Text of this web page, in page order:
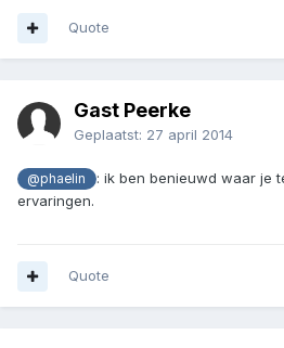
Quote
Gast Peerke
Geplaatst: 27 april 2014
@phaelin
: ik ben benieuwd waar je
ervaringen.
Quote